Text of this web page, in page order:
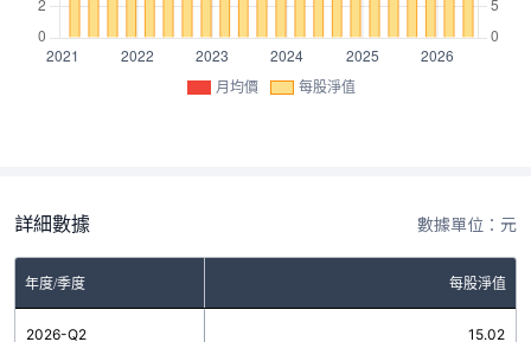
月均價 每股淨值
詳細數據 數據單位：元
年度/季度 每股淨值
2026-Q2 15.02